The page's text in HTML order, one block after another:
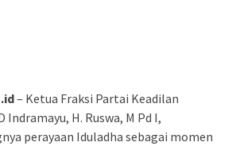
– Ketua Fraksi Partai Keadilan
Indramayu, H. Ruswa, M Pd I,
perayaan Iduladha sebagai momen